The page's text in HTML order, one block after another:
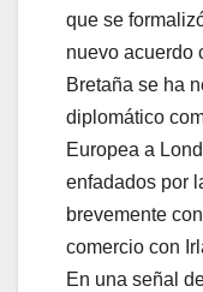
que se
nuevo acuerdo
Bretaña se ha
diplomático
Europea a
enfadados por
brevemente
comercio con
En una señal